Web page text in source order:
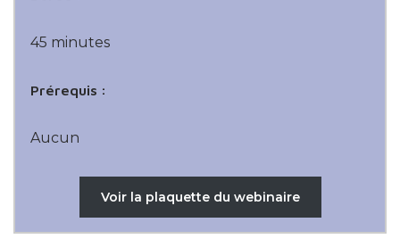
45 minutes
Prérequis :
Aucun
Voir la plaquette du webinaire